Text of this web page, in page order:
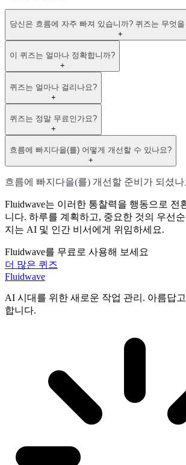
당신은 흐름에 자주 빠져 있습니까? 퀴즈는 무엇
+
이 퀴즈는 얼마나 정확합니까?
+
퀴즈는 얼마나 걸리나요?
+
퀴즈는 정말 무료인가요?
+
흐름에 빠지다을(를) 어떻게 개선할 수 있나요?
+
흐름에 빠지다을(를) 개선할 준비가 되셨나
Fluidwave는 이러한 통찰력을 행동으로 전
니다. 하루를 계획하고, 중요한 것의 우선
지는 AI 및 인간 비서에게 위임하세요.
Fluidwave를 무료로 사용해 보세요
더 많은 퀴즈
Fluidwave
AI 시대를 위한 새로운 작업 관리. 아름답
합니다.